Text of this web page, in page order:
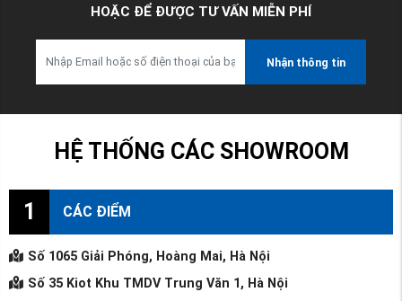
HOẶC ĐỂ ĐƯỢC TƯ VẤN MIỄN PHÍ
Nhận thông tin
HỆ THỐNG CÁC SHOWROOM
1 CÁC ĐIỂM
Số 1065 Giải Phóng, Hoàng Mai, Hà Nội
Số 35 Kiot Khu TMDV Trung Văn 1, Hà Nội